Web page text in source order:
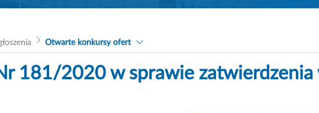
Otwarte konkursy ofert
181/2020 w sprawie